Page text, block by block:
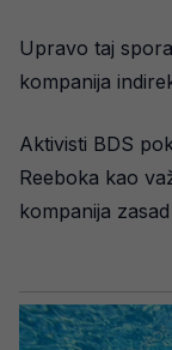
Upravo taj
kompanija
Aktivisti BDS
Reeboka kao
kompanija